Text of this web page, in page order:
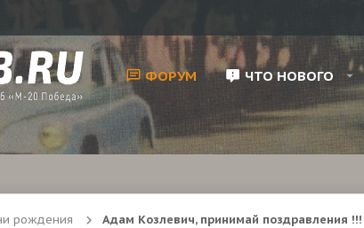
ФОРУМ ЧТО НОВОГО
рождения Адам Козлевич, принимай поздравления !!!